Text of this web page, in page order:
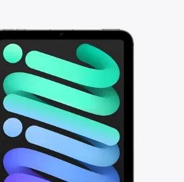
Apple Pencil for kreativitet på
lige nu 6.999 kr. Den laveste pris,
registreret. Vores prishistorik bygger
hvor prisen har bevæget sig
april 2026) og 6.999 kr (07. april
nu er6.999kr hos Dustin DK